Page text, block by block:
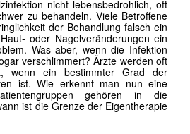
nicht lebensbedrohlich, oft
zu behandeln. Viele Betroffene
der Behandlung falsch ein
oder Nagelveränderungen ein
Was aber, wenn die Infektion
verschlimmert? Ärzte werden oft
wenn ein bestimmter Grad der
ist. Wie erkennt man nun eine
gehören in die
ist die Grenze der Eigentherapie